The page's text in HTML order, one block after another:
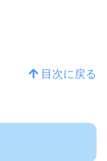
目次に戻る